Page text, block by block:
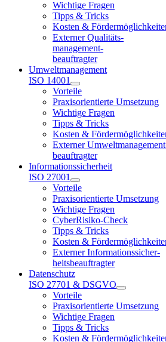
Wichtige Fragen
Tipps & Tricks
Kosten &
Externer Qualitäts-
management-
beauftragter
Umweltmanagement
ISO 14001
Vorteile
Praxisorientierte Umsetzung
Wichtige Fragen
Tipps & Tricks
Kosten &
Externer
beauftragter
Informationssicherheit
ISO 27001
Vorteile
Praxisorientierte Umsetzung
Wichtige Fragen
CyberRisiko-Check
Tipps & Tricks
Kosten &
Externer Informationssicher-
heitsbeauftragter
Datenschutz
ISO 27701 & DSGVO
Vorteile
Praxisorientierte Umsetzung
Wichtige Fragen
Tipps & Tricks
Kosten &